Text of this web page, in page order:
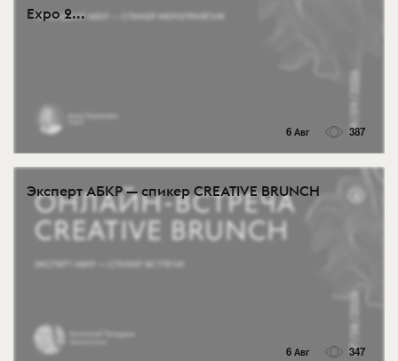
Expo 2...
6 Авг 387
Эксперт АБКР — спикер CREATIVE BRUNCH
6 Авг 347